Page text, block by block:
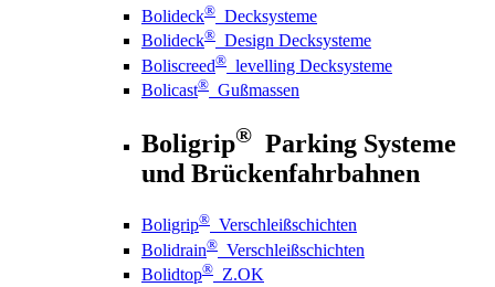
Bolideck® Decksysteme
Bolideck® Design Decksysteme
Boliscreed® levelling Decksysteme
Bolicast® Gußmassen
Boligrip® Parking Systeme
und Brückenfahrbahnen
Boligrip® Verschleißschichten
Bolidrain® Verschleißschichten
Bolidtop® Z.OK